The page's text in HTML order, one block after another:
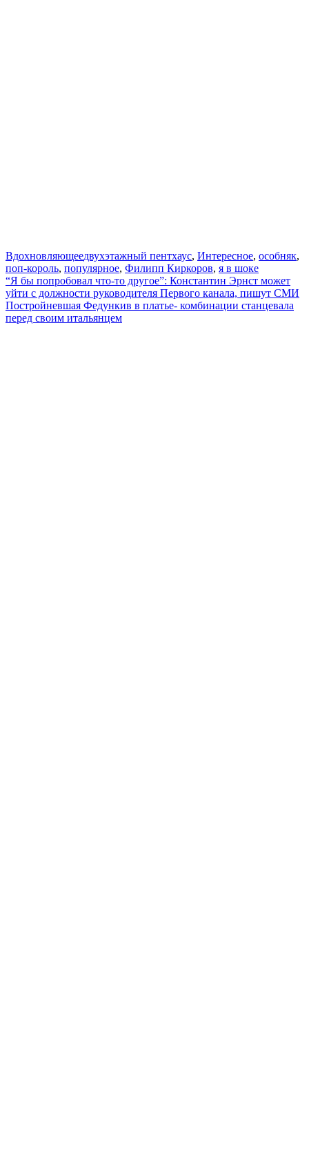
Вдохновляющеедвухэтажный пентхаус, Интересное, особняк,
поп-король, популярное, Филипп Киркоров, я в шоке
Навигация
по
записям
“Я бы попробовал что-то другое”: Константин Эрнст может
уйти с должности руководителя Первого канала, пишут СМИ
Постройневшая Федункив в платье- комбинации станцевала
перед своим итальянцем